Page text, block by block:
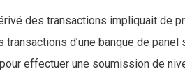
des transactions impliquait de
d’une banque de panel
effectuer une soumission de